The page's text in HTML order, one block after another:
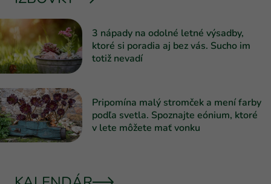
3 nápady na odolné letné výsadby,
ktoré si poradia aj bez vás. Sucho im
totiž nevadí
Pripomína malý stromček a mení farby
podľa svetla. Spoznajte eónium, ktoré
v lete môžete mať vonku